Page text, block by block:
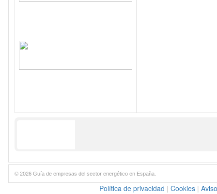
© 2026 Guía de empresas del sector energético en España.
Política de privacidad | Cookies |